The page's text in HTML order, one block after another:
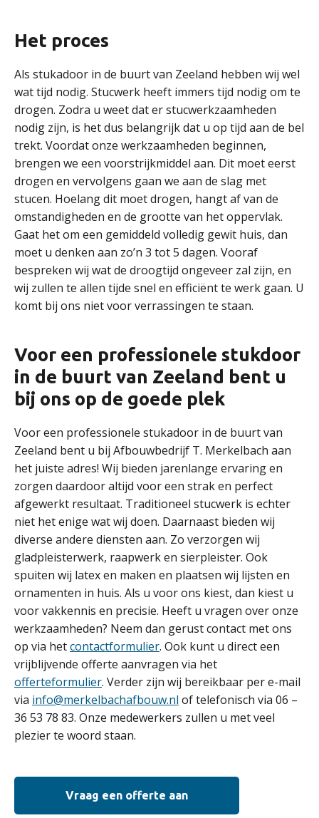
Het proces
Als stukadoor in de buurt van Zeeland hebben wij wel
wat tijd nodig. Stucwerk heeft immers tijd nodig om te
drogen. Zodra u weet dat er stucwerkzaamheden
nodig zijn, is het dus belangrijk dat u op tijd aan de bel
trekt. Voordat onze werkzaamheden beginnen,
brengen we een voorstrijkmiddel aan. Dit moet eerst
drogen en vervolgens gaan we aan de slag met
stucen. Hoelang dit moet drogen, hangt af van de
omstandigheden en de grootte van het oppervlak.
Gaat het om een gemiddeld volledig gewit huis, dan
moet u denken aan zo’n 3 tot 5 dagen. Vooraf
bespreken wij wat de droogtijd ongeveer zal zijn, en
wij zullen te allen tijde snel en efficiënt te werk gaan. U
komt bij ons niet voor verrassingen te staan.
Voor een professionele stukdoor
in de buurt van Zeeland bent u
bij ons op de goede plek
Voor een professionele stukadoor in de buurt van
Zeeland bent u bij Afbouwbedrijf T. Merkelbach aan
het juiste adres! Wij bieden jarenlange ervaring en
zorgen daardoor altijd voor een strak en perfect
afgewerkt resultaat. Traditioneel stucwerk is echter
niet het enige wat wij doen. Daarnaast bieden wij
diverse andere diensten aan. Zo verzorgen wij
gladpleisterwerk, raapwerk en sierpleister. Ook
spuiten wij latex en maken en plaatsen wij lijsten en
ornamenten in huis. Als u voor ons kiest, dan kiest u
voor vakkennis en precisie. Heeft u vragen over onze
werkzaamheden? Neem dan gerust contact met ons
op via hetcontactformulier. Ook kunt u direct een
vrijblijvende offerte aanvragen via het
offerteformulier. Verder zijn wij bereikbaar per e-mail
via info@merkelbachafbouw.nl of telefonisch via 06 –
36 53 78 83. Onze medewerkers zullen u met veel
plezier te woord staan.
Vraag een offerte aan